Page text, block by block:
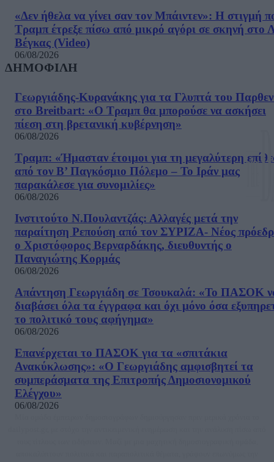
«Δεν ήθελα να γίνει σαν τον Μπάιντεν»: Η στιγμή
Τραμπ έτρεξε πίσω από μικρό αγόρι σε σκηνή στο
Βέγκας (Video)
06/08/2026
ΔΗΜΟΦΙΛΗ
Γεωργιάδης-Κυρανάκης για τα Γλυπτά του
στο Breitbart: «Ο Τραμπ θα μπορούσε να ασκήσει
πίεση στη βρετανική κυβέρνηση»
06/08/2026
Τραμπ: «Ήμασταν έτοιμοι για τη μεγαλύτερη
από τον Β’ Παγκόσμιο Πόλεμο – Το Ιράν μας
παρακάλεσε για συνομιλίες»
06/08/2026
Ινστιτούτο Ν.Πουλαντζάς: Αλλαγές μετά την
παραίτηση Ρεπούση από τον ΣΥΡΙΖΑ- Νέος
ο Χριστόφορος Βερναρδάκης, διευθυντής ο
Παναγιώτης Κορμάς
06/08/2026
Απάντηση Γεωργιάδη σε Τσουκαλά: «Το ΠΑΣΟΚ
διαβάσει όλα τα έγγραφα και όχι μόνο όσα
το πολιτικό τους αφήγημα»
06/08/2026
Επανέρχεται το ΠΑΣΟΚ για τα «σπιτάκια
Ανακύκλωσης»: «Ο Γεωργιάδης αμφισβητεί τα
συμπεράσματα της Επιτροπής Δημοσιονομικού
Ελέγχου»
06/08/2026